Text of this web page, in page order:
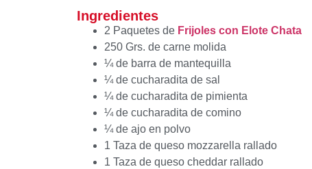
Ingredientes
2 Paquetes de Frijoles con Elote Chata
250 Grs. de carne molida
¼ de barra de mantequilla
¼ de cucharadita de sal
¼ de cucharadita de pimienta
¼ de cucharadita de comino
¼ de ajo en polvo
1 Taza de queso mozzarella rallado
1 Taza de queso cheddar rallado